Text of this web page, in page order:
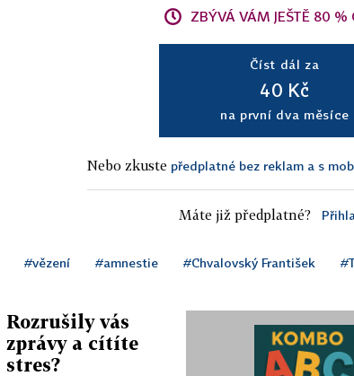
ZBÝVÁ VÁM JEŠTĚ 80 %
Číst dál za
40 Kč
na první dva měsíce
Nebo zkuste předplatné bez reklam a s
Máte již předplatné?
#vězení #amnestie #Chvalovský František
Rozrušily vás
zprávy a cítíte
stres?